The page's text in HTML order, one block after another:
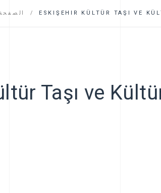
ESKIŞEHIR KÜLTÜR TAŞI VE
Taşı ve